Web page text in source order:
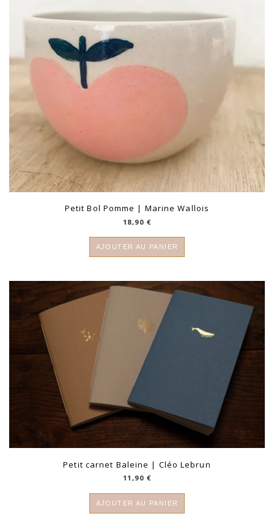
Petit Bol Pomme | Marine Wallois
18,90 €
AJOUTER AU PANIER
Petit carnet Baleine | Cléo Lebrun
11,90 €
AJOUTER AU PANIER